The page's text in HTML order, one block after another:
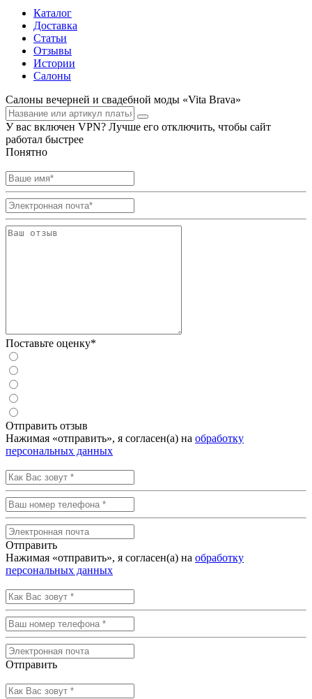
Каталог
Доставка
Статьи
Отзывы
Истории
Салоны
Салоны вечерней и свадебной моды «Vita Brava»
У вас включен VPN? Лучше его отключить, чтобы сайт
работал быстрее
Понятно
Поставьте оценку*
Отправить отзыв
Нажимая «отправить», я согласен(а) на обработку
персональных данных
Отправить
Нажимая «отправить», я согласен(а) на обработку
персональных данных
Отправить